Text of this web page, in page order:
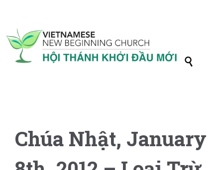

Chúa Nhật, January